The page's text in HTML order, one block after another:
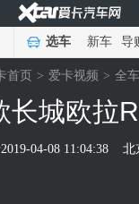
选车 新车 导
首页 > 爱卡视频 > 全
长城欧拉
2019-04-08 11:04:38 北